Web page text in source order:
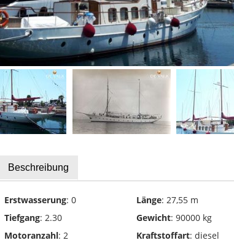
Beschreibung
Erstwasserung: 0 Länge: 27,55 m
Tiefgang: 2.30 Gewicht: 90000 kg
Motoranzahl: 2 Kraftstoffart: diesel